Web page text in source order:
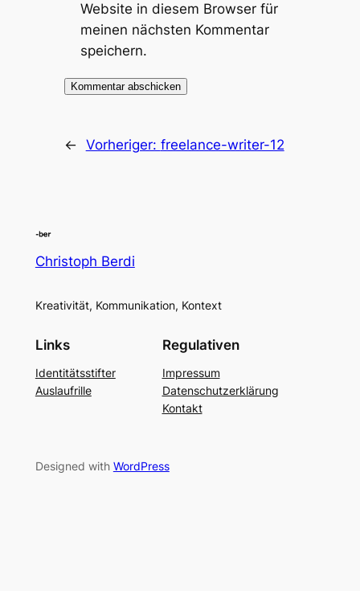
Website in diesem Browser für
meinen nächsten Kommentar
speichern.
← Vorheriger: freelance-writer-12
Christoph Berdi
Kreativität, Kommunikation, Kontext
Links
Identitätsstifter
Auslaufrille
Regulativen
Impressum
Datenschutzerklärung
Kontakt
Designed with WordPress